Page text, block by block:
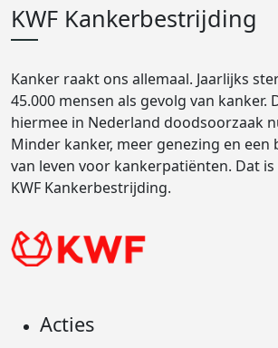
KWF Kankerbestrijding
Kanker raakt ons allemaal. Jaarlijks
45.000 mensen als gevolg van kanker.
hiermee in Nederland doodsoorzaak
Minder kanker, meer genezing en
van leven voor kankerpatiënten. Dat
KWF Kankerbestrijding.
Acties